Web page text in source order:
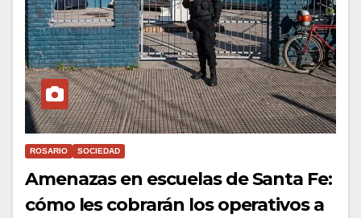
ROSARIO SOCIEDAD
Amenazas en escuelas de Santa Fe:
cómo les cobrarán los operativos a